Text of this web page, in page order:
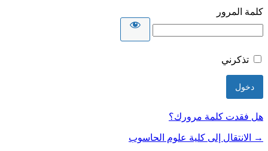
كلمة المرور
تذكرني
هل فقدت كلمة مرورك؟
→ الانتقال إلى كلية علوم الحاسوب